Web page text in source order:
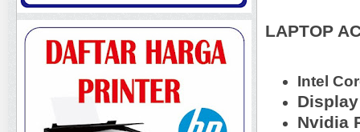
LAPTOP
Intel
Nvidia